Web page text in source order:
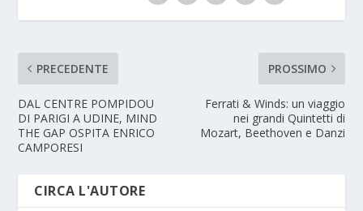
PRECEDENTE
DAL CENTRE POMPIDOU
DI PARIGI A UDINE, MIND
THE GAP OSPITA ENRICO
CAMPORESI
PROSSIMO
Ferrati & Winds: un viaggio
nei grandi Quintetti di
Mozart, Beethoven e Danzi
CIRCA L'AUTORE